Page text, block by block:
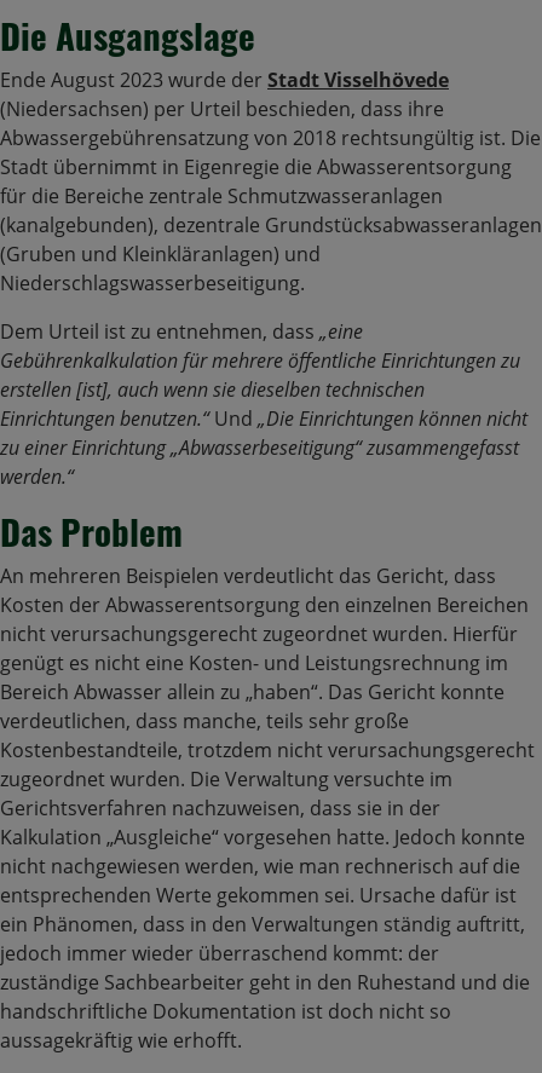
Die Ausgangslage
Ende August 2023 wurde der Stadt Visselhövede
(Niedersachsen) per Urteil beschieden, dass ihre
Abwassergebührensatzung von 2018 rechtsungültig ist. Die
Stadt übernimmt in Eigenregie die Abwasserentsorgung
für die Bereiche zentrale Schmutzwasseranlagen
(kanalgebunden), dezentrale Grundstücksabwasseranlagen
(Gruben und Kleinkläranlagen) und
Niederschlagswasserbeseitigung.
Dem Urteil ist zu entnehmen, dass „eine
Gebührenkalkulation für mehrere öffentliche Einrichtungen zu
erstellen [ist], auch wenn sie dieselben technischen
Einrichtungen benutzen.“Und „Die Einrichtungen können nicht
zu einer Einrichtung „Abwasserbeseitigung“ zusammengefasst
werden.“
Das Problem
An mehreren Beispielen verdeutlicht das Gericht, dass
Kosten der Abwasserentsorgung den einzelnen Bereichen
nicht verursachungsgerecht zugeordnet wurden. Hierfür
genügt es nicht eine Kosten- und Leistungsrechnung im
Bereich Abwasser allein zu „haben“. Das Gericht konnte
verdeutlichen, dass manche, teils sehr große
Kostenbestandteile, trotzdem nicht verursachungsgerecht
zugeordnet wurden. Die Verwaltung versuchte im
Gerichtsverfahren nachzuweisen, dass sie in der
Kalkulation „Ausgleiche“ vorgesehen hatte. Jedoch konnte
nicht nachgewiesen werden, wie man rechnerisch auf die
entsprechenden Werte gekommen sei. Ursache dafür ist
ein Phänomen, dass in den Verwaltungen ständig auftritt,
jedoch immer wieder überraschend kommt: der
zuständige Sachbearbeiter geht in den Ruhestand und die
handschriftliche Dokumentation ist doch nicht so
aussagekräftig wie erhofft.